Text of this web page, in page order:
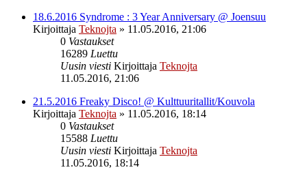
18.6.2016 Syndrome : 3 Year Anniversary @ Joensuu
Kirjoittaja Teknojta » 11.05.2016, 21:06
0 Vastaukset
16289 Luettu
Uusin viesti Kirjoittaja Teknojta
11.05.2016, 21:06
21.5.2016 Freaky Disco! @ Kulttuuritallit/Kouvola
Kirjoittaja Teknojta » 11.05.2016, 18:14
0 Vastaukset
15588 Luettu
Uusin viesti Kirjoittaja Teknojta
11.05.2016, 18:14